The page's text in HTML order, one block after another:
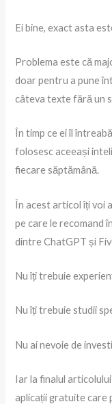
Ei bine, exact asta
Problema este că
doar pentru a pune
câteva texte fără un
În timp ce ei îl
folosesc aceeași
fiecare săptămână.
În acest articol îți voi
pe care le recomand
dintre ChatGPT și
Nu îți trebuie
Nu îți trebuie studii
Nu ai nevoie de
Iar la finalul
aplicații gratuite care